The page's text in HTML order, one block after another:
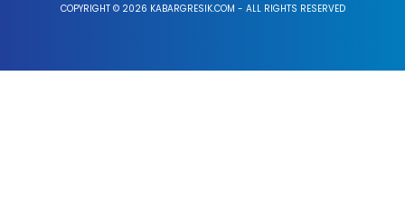
COPYRIGHT © 2026 KABARGRESIK.COM - ALL RIGHTS RESERVED